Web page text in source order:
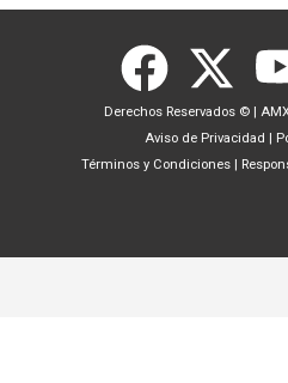
Derechos Reservados © |
Aviso de Privacidad |
Términos y Condiciones |